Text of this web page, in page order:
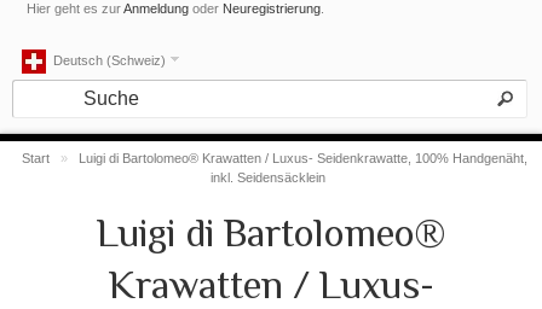
Hier geht es zurAnmeldung oder Neuregistrierung
Deutsch (Schweiz)
Start »
Luigi di Bartolomeo® Krawatten / Luxus- Seidenkrawatte, 100% Handgenäht,
inkl. Seidensäcklein
Luigi di Bartolomeo®
Krawatten / Luxus-